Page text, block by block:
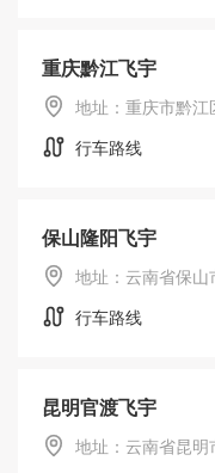
重庆黔江飞宇
地址：重庆市黔
行车路线
保山隆阳飞宇
地址：云南省保
行车路线
昆明官渡飞宇
地址：云南省昆